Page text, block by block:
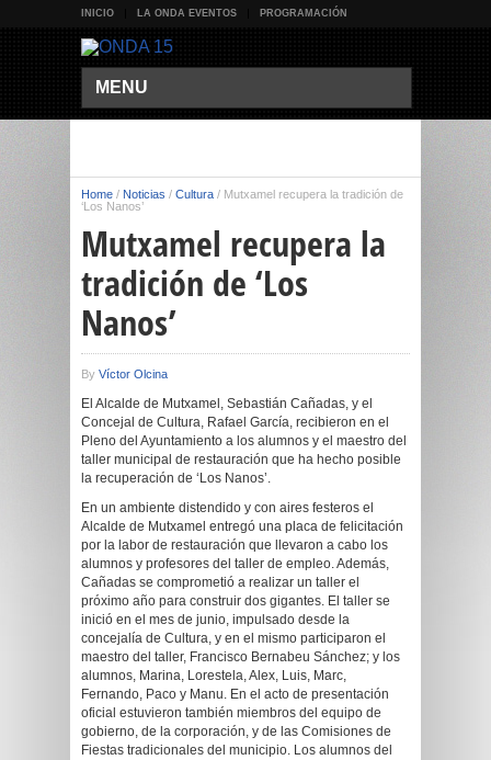
INICIO LA ONDA EVENTOS PROGRAMACIÓN
MENU
Home / Noticias / Cultura / Mutxamel recupera la tradición de
‘Los Nanos’
Mutxamel recupera la
tradición de ‘Los
Nanos’
By Víctor Olcina
El Alcalde de Mutxamel, Sebastián Cañadas, y el
Concejal de Cultura, Rafael García, recibieron en el
Pleno del Ayuntamiento a los alumnos y el maestro del
taller municipal de restauración que ha hecho posible
la recuperación de ‘Los Nanos’.
En un ambiente distendido y con aires festeros el
Alcalde de Mutxamel entregó una placa de felicitación
por la labor de restauración que llevaron a cabo los
alumnos y profesores del taller de empleo. Además,
Cañadas se comprometió a realizar un taller el
próximo año para construir dos gigantes. El taller se
inició en el mes de junio, impulsado desde la
concejalía de Cultura, y en el mismo participaron el
maestro del taller, Francisco Bernabeu Sánchez; y los
alumnos, Marina, Lorestela, Alex, Luis, Marc,
Fernando, Paco y Manu. En el acto de presentación
oficial estuvieron también miembros del equipo de
gobierno, de la corporación, y de las Comisiones de
Fiestas tradicionales del municipio. Los alumnos del